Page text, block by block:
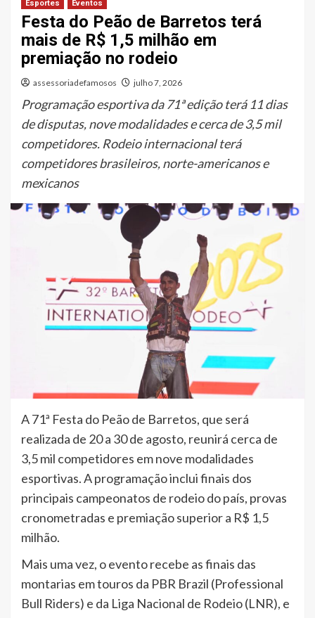
Esportes Eventos
Festa do Peão de Barretos terá
mais de R$ 1,5 milhão em
premiação no rodeio
assessoriadefamosos julho 7, 2026
Programação esportiva da 71ª edição terá 11 dias
de disputas, nove modalidades e cerca de 3,5 mil
competidores. Rodeio internacional terá
competidores brasileiros, norte-americanos e
mexicanos
A 71ª Festa do Peão de Barretos, que será
realizada de 20 a 30 de agosto, reunirá cerca de
3,5 mil competidores em nove modalidades
esportivas. A programação inclui finais dos
principais campeonatos de rodeio do país, provas
cronometradas e premiação superior a R$ 1,5
milhão.
Mais uma vez, o evento recebe as finais das
montarias em touros da PBR Brazil (Professional
Bull Riders) e da Liga Nacional de Rodeio (LNR), e